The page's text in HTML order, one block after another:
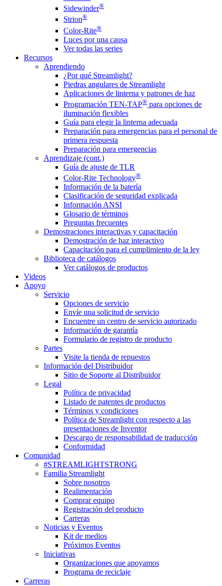
Sidewinder®
Strion®
Color-Rite®
Luces por una causa
Ver todas las series
Recursos
Aprendiendo
¿Por qué Streamlight?
Piedras angulares de Streamlight
Aplicaciones de linterna y patrones de haz
Programación TEN-TAP® para opciones de
iluminación flexibles
Guía para elegir la linterna adecuada
Preparación para emergencias para el personal de
primera respuesta
Preparación para emergencias
Aprendizaje (cont.)
Guía de ajuste de TLR
Color-Rite Technology®
Información de la batería
Clasificación de seguridad explicada
Información ANSI
Glosario de términos
Preguntas frecuentes
Demostraciones interactivas y capacitación
Demostración de haz interactivo
Capacitación para el cumplimiento de la ley
Biblioteca de catálogos
Ver catálogos de productos
Videos
Apoyo
Servicio
Opciones de servicio
Envíe una solicitud de servicio
Encuentre un centro de servicio autorizado
Información de garantía
Formulario de registro de producto
Partes
Visite la tienda de repuestos
Información del Distribuidor
Sitio de Soporte al Distribuidor
Legal
Política de privacidad
Listado de patentes de productos
Términos y condiciones
Política de Streamlight con respecto a las
presentaciones de Inventor
Descargo de responsabilidad de traducción
Conformidad
Comunidad
#STREAMLIGHTSTRONG
Familia Streamlight
Sobre nosotros
Realimentación
Comprar equipo
Registración del producto
Carreras
Noticias y Eventos
Kit de medios
Próximos Eventos
Iniciativas
Organizaciones que apoyamos
Programa de reciclaje
Carreras